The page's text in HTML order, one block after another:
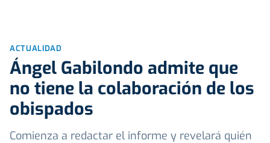
ACTUALIDAD
Ángel Gabilondo admite que
no tiene la colaboración de los
obispados
Comienza a redactar el informe y revelará quién